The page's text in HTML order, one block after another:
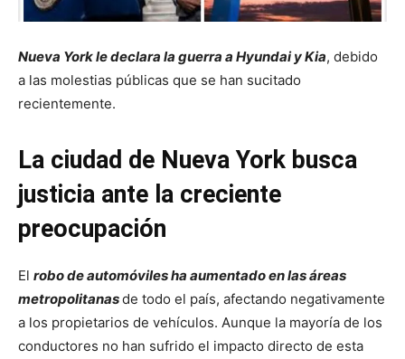
Nueva York le declara la guerra a Hyundai y Kia, debido
a las molestias públicas que se han sucitado
recientemente.
La ciudad de Nueva York busca
justicia ante la creciente
preocupación
El robo de automóviles ha aumentado en las áreas
metropolitanasde todo el país, afectando negativamente
a los propietarios de vehículos. Aunque la mayoría de los
conductores no han sufrido el impacto directo de esta